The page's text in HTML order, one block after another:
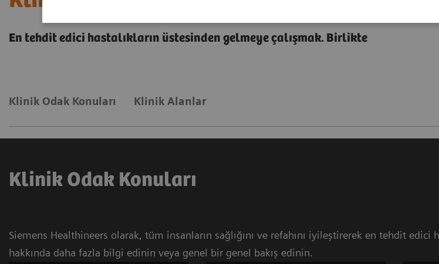
En tehdit edici hastalıkların üstesinden gelmeye çalışmak. Birlikte
Klinik Odak Konuları Klinik Alanlar
Klinik Odak Konuları
Siemens Healthineers olarak, tüm insanların sağlığını ve refahını iyileştirerek en tehdit edici
hakkında daha fazla bilgi edinin veya genel bir genel bakış edinin.